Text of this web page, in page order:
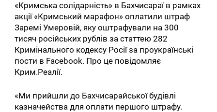
«Кримська солідарність» в Бахчисараї в рамках
акції «Кримський марафон» оплатили штраф
Заремі Умеровій, яку оштрафували на 300
тисяч російських рублів за статтею 282
Кримінального кодексу Росії за проукраїнські
пости в Facebook. Про це повідомляє
Крим.Реалії.
«Ми прийшли до Бахчисарайської будівлі
казначейства для оплати першого штрафу.